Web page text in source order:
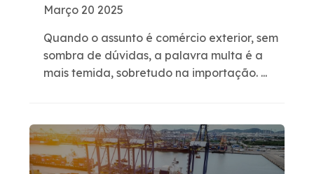
Março 20 2025
Quando o assunto é comércio exterior, sem
sombra de dúvidas, a palavra multa é a
mais temida, sobretudo na importação. ...